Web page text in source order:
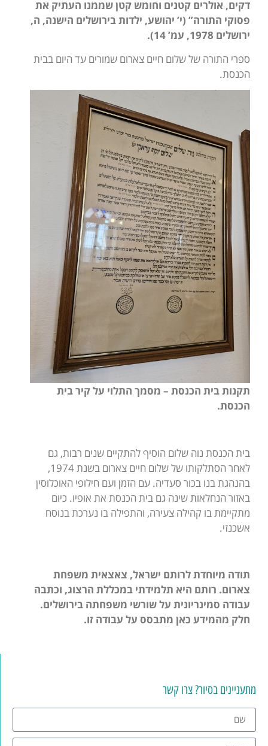
מתעניינים בסיור? צרו קשר
דקים, אולרים קטנים וחומש קטן שממנו העתיק את
פסוקי התורה” (י’ יהושע, ילדות בירושלים הישנה, ה,
ירושלים 1978, עמ’ 14).
ספרי התורה של שלום חיים צארום שמורים עד היום בבית
הכנסת.
תקנות בית הכנסת – מסמך התלוי על קיר בית
הכנסת.
בית הכנסת נוה שלום הוסיף להתקיים שנים רבות, גם
לאחר הסתלקותו של שלום חיים צארום בשנת 1974,
בהנהגת בנו בכור סעדיה. עם הזמן ועם חילופי האוכלוסין
באזור הנחלאות שינה גם בית הכנסת את אופיו. כיום
מתקיימת בו קהילה צעירה, והתפילה בו נערכת בנוסח
אשכנזי.
תודה מיוחדת לרותם ישראל, צאצאית משפחת
צארום. רותם היא תלמידתי במכללת הרצוג, וכתבה
עבודה סמינריונית על שורשי משפחתה בירושלים.
חלק מהמידע כאן מתבסס על עבודה זו.